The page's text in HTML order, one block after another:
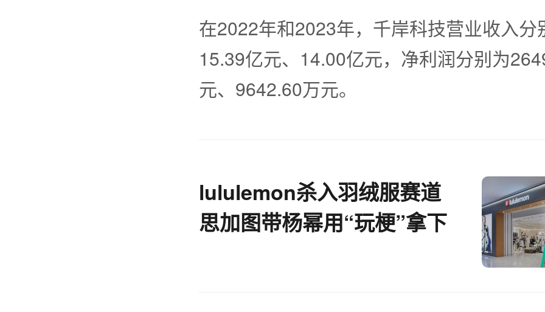
在2022年和2023年，千岸科技营业收入分
15.39亿元、14.00亿元，净利润分别为
元、9642.60万元。
lululemon杀入羽绒服赛道
思加图带杨幂用“玩梗”拿下